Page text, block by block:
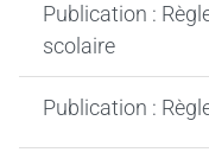
Publication :
scolaire
Publication :